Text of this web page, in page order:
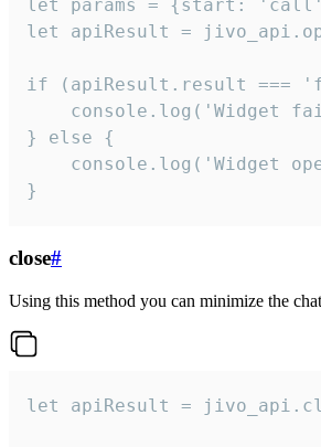
let params = {start:
let apiResult =
if (apiResult.result
console.log('Widget
} else {
console.log('Widget
}
close#
Using this method you can minimize the
let apiResult =